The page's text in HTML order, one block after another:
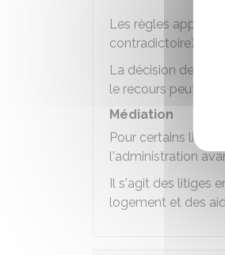
Les règles
contradictoire) sont
La décision de
le recours peut être
Médiation
Pour certains
l'administration
Il s'agit des litiges
logement et des